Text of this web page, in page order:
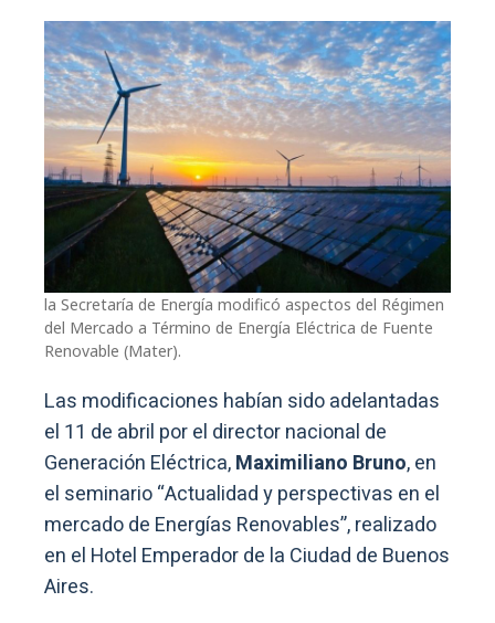
la Secretaría de Energía modificó aspectos del Régimen
del Mercado a Término de Energía Eléctrica de Fuente
Renovable (Mater).
Las modificaciones habían sido adelantadas
el 11 de abril por el director nacional de
Generación Eléctrica,Maximiliano Bruno, en
el seminario “Actualidad y perspectivas en el
mercado de Energías Renovables”, realizado
en el Hotel Emperador de la Ciudad de Buenos
Aires.